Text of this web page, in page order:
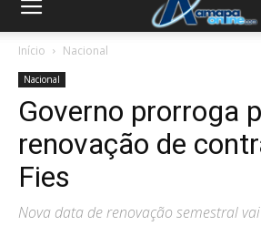
Início Nacional
Nacional
Governo prorroga
renovação de
Fies
Nova data de renovação semestral